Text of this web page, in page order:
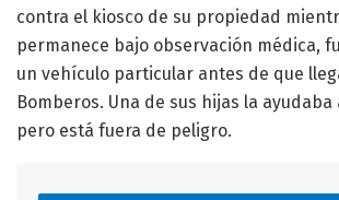
contra el kiosco de su propiedad
permanece bajo observación médica,
un vehículo particular antes de que
Bomberos. Una de sus hijas la
pero está fuera de peligro.